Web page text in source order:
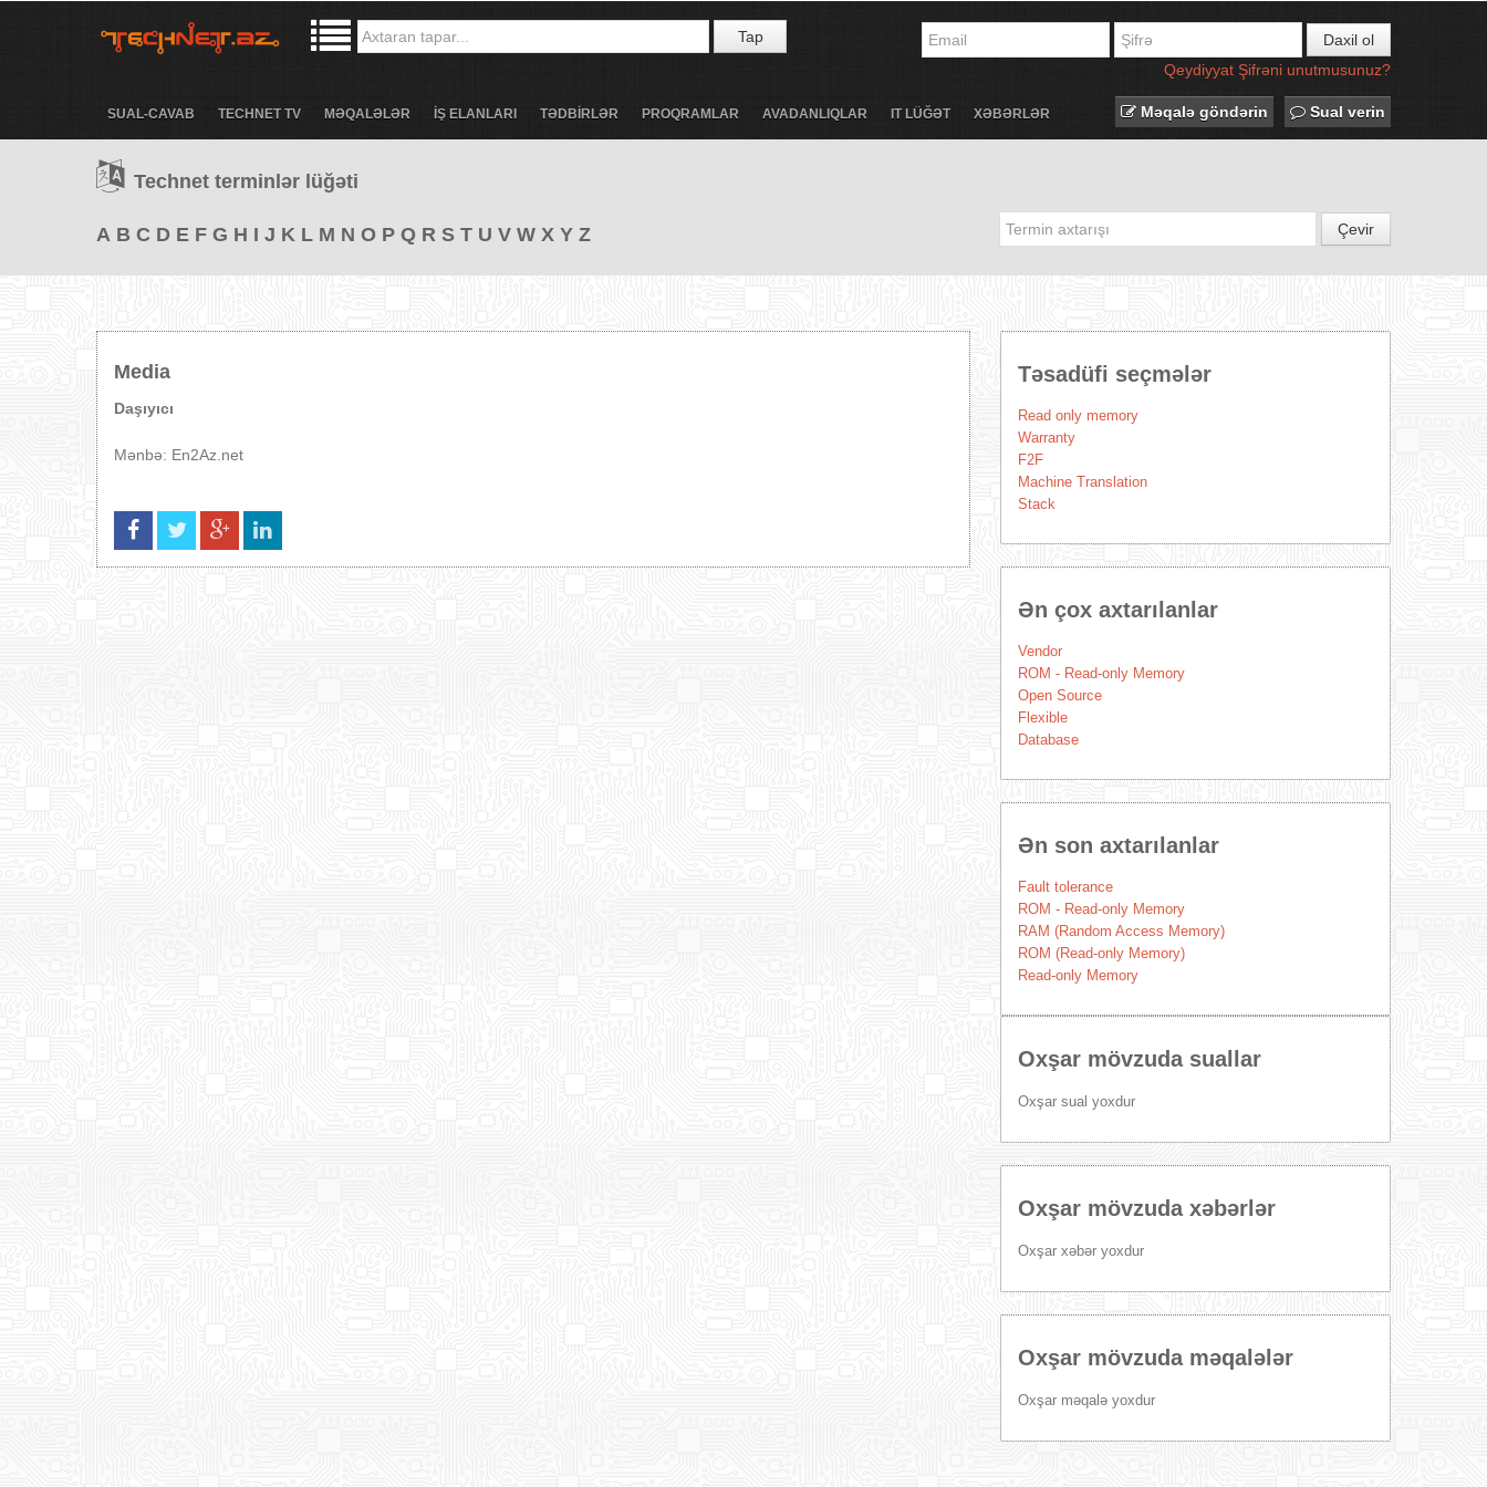
Tap
Daxil ol
Qeydiyyat Şifrəni unutmusunuz?
SUAL-CAVAB TECHNET TV MƏQALƏLƏR İŞ ELANLARI TƏDBİRLƏR PROQRAMLAR AVADANLIQLAR IT LÜĞƏT XƏBƏRLƏR Məqalə göndərin Sual verin
Technet terminlər lüğəti
A B C D E F G H I J K L M N O P Q R S T U V W X Y Z Çevir
Media
Daşıyıcı
Mənbə: En2Az.net
Təsadüfi seçmələr
Read only memory
Warranty
F2F
Machine Translation
Stack
Ən çox axtarılanlar
Vendor
ROM - Read-only Memory
Open Source
Flexible
Database
Ən son axtarılanlar
Fault tolerance
ROM - Read-only Memory
RAM (Random Access Memory)
ROM (Read-only Memory)
Read-only Memory
Oxşar mövzuda suallar
Oxşar sual yoxdur
Oxşar mövzuda xəbərlər
Oxşar xəbər yoxdur
Oxşar mövzuda məqalələr
Oxşar məqalə yoxdur